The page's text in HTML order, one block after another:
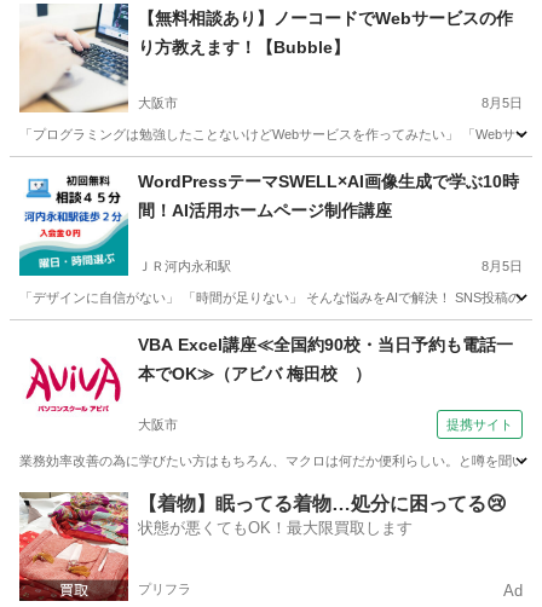
大阪 東大阪市 ＪＲ河内永和駅 ホームページ作成 Canva
【無料相談あり】ノーコードでWebサービスの作
り方教えます！【Bubble】
大阪市 8月5日
「プログラミングは勉強したことないけどWebサービスを作ってみたい」 「Webサ
WordPressテーマSWELL×AI画像生成で学ぶ10時
間！AI活用ホームページ制作講座
ＪＲ河内永和駅 8月5日
「デザインに自信がない」 「時間が足りない」 そんな悩みをAIで解決！ SNS投稿の
ＪＲ河内永和駅 ホームページ作成 リモート
VBA Excel講座≪全国約90校・当日予約も電話一
本でOK≫（アビバ 梅田校 ）
大阪市 提携サイト
業務効率改善の為に学びたい方はもちろん、マクロは何だか便利らしい。と噂を聞い
大阪 大阪市 エクセル
【着物】眠ってる着物…処分に困ってる😢
状態が悪くてもOK！最大限買取します
プリフラ Ad